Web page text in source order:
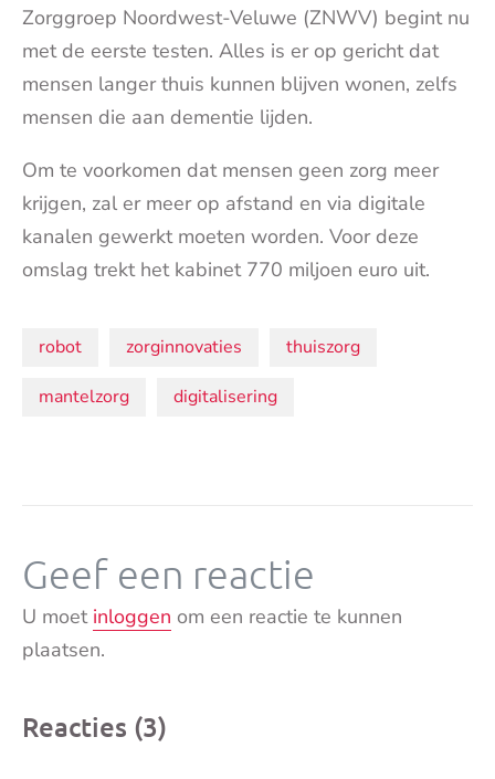
Zorggroep Noordwest-Veluwe (ZNWV) begint nu
met de eerste testen. Alles is er op gericht dat
mensen langer thuis kunnen blijven wonen, zelfs
mensen die aan dementie lijden.
Om te voorkomen dat mensen geen zorg meer
krijgen, zal er meer op afstand en via digitale
kanalen gewerkt moeten worden. Voor deze
omslag trekt het kabinet 770 miljoen euro uit.
Onderwerpen:
robot zorginnovaties thuiszorg
mantelzorg digitalisering
Geef een reactie
U moet inloggen om een reactie te kunnen
plaatsen.
Reacties (3)